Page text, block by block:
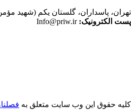
تهران، پاسداران، گلستان یکم (شهید مؤمن نژاد) ، پلاک ۱۲۴، پژوهشکده مطالعات فرهنگی و اجتماعی، ساختمان کتابخانه، دفتر انجمن
پست الکترونیک:Info@priw.ir
کلیه حقوق این وب سایت متعلق به